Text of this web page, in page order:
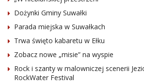
Dożynki Gminy Suwałki
Parada miejska w Suwałkach
Trwa święto kabaretu w Ełku
Zobacz nowe „misie” na wyspie
Rock i szanty w malowniczej scenerii
RockWater Festival